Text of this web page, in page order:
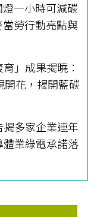
一小時可減碳
勞行動亮點與
」成果揭曉：
開花，揭開藍碳
多家企業連年
業綠電承諾落